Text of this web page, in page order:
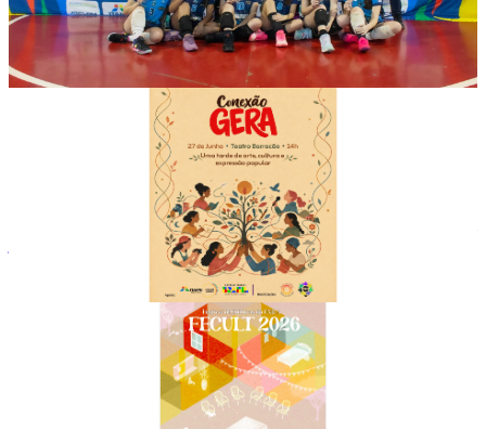
disputadas em Santa Terezinha de Itaipu e segue na briga por bons
resultados na competição estadual.
03 de agosto de 2026
Conexão GERA realiza 3ª edição com mostras
culturais e apresentações de artistas locais
Evento marca o encerramento do primeiro semestre de 2026 do
Projeto GERA e celebra os processos formativos desenvolvidos com
jovens e mulheres ao longo do período.
16 de junho de 2026
Festival de Culturas da UNILA celebra a
diversidade latino-americana com programação
gratuita em Foz do Iguaçu